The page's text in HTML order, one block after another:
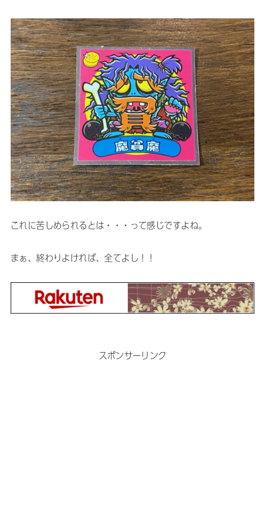
これに苦しめられるとは・・・って感じですよね。
まぁ、終わりよければ、全てよし！！
スポンサーリンク